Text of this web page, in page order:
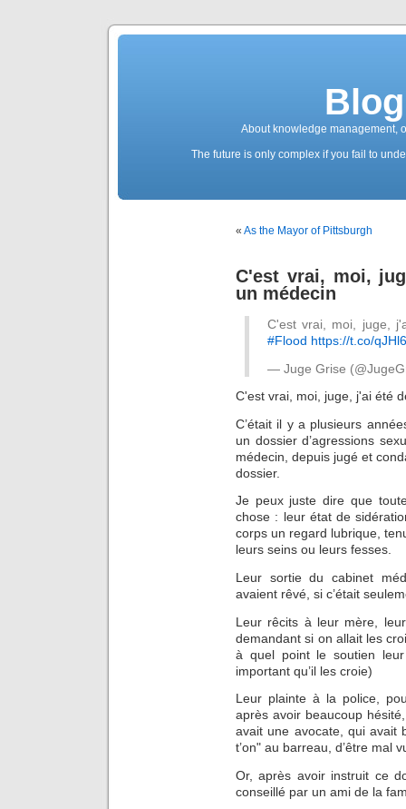
About knowledge management,
The future is only complex if you fail to
« As the Mayor of Pittsburgh
C'est vrai, moi,
un médecin
C'est vrai, moi, juge,
#Flood https://t.co/
— Juge Grise
C'est vrai, moi, juge, j'ai été
C’était il y a plusieurs
un dossier d’agressions
médecin, depuis jugé et
dossier.
Je peux juste dire que
chose : leur état de
corps un regard lubrique,
leurs seins ou leurs fesses.
Leur sortie du cabinet
avaient rêvé, si c’était
Leur rêcits à leur mère,
demandant si on allait les
à quel point le soutien
important qu’il les croie)
Leur plainte à la police,
après avoir beaucoup
avait une avocate, qui avait
t’on" au barreau, d’être mal
Or, après avoir instruit ce
conseillé par un ami de la